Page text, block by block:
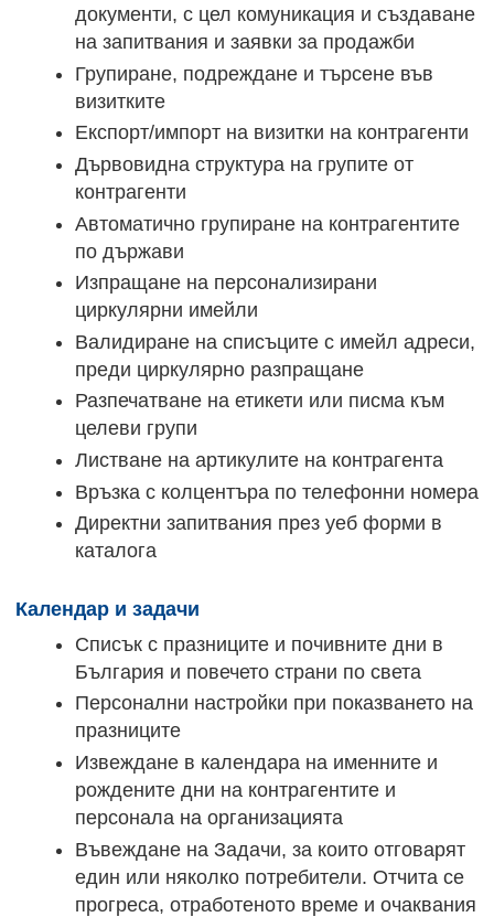
документи, с цел комуникация и създаване
на запитвания и заявки за продажби
Групиране, подреждане и търсене във
визитките
Експорт/импорт на визитки на контрагенти
Дървовидна структура на групите от
контрагенти
Автоматично групиране на контрагентите
по държави
Изпращане на персонализирани
циркулярни имейли
Валидиране на списъците с имейл адреси,
преди циркулярно разпращане
Разпечатване на етикети или писма към
целеви групи
Листване на артикулите на контрагента
Връзка с колцентъра по телефонни номера
Директни запитвания през уеб форми в
каталога
Календар и задачи
Списък с празниците и почивните дни в
България и повечето страни по света
Персонални настройки при показването на
празниците
Извеждане в календара на именните и
рождените дни на контрагентите и
персонала на организацията
Въвеждане на Задачи, за които отговарят
един или няколко потребители. Отчита се
прогреса, отработеното време и очаквания